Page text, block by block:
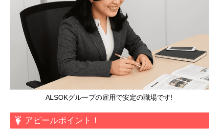
ALSOKグループの雇用で安定の職場です!
アピールポイント！